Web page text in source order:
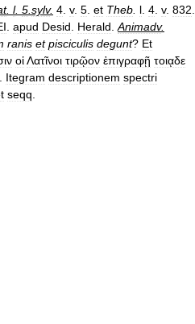
. l. 5 sylv. 4 v. 5 et Theb l 4 v. 832
apud Desid Herald Animadv.
ranis et pisciculis degunt? Et
οἱΛατῖνοι τιρῷον ἐπιγραφῇ τοιᾳδε
Itegram descriptionem spectri
seqq